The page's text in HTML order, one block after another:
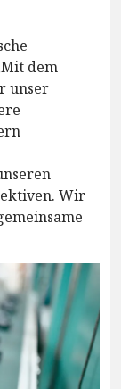
dem
unser
Wir